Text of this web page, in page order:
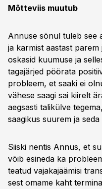
Mõtteviis muutub
Annuse sõnul tuleb see
ja karmist aastast
oskasid kuumuse ja
tagajärjed pöörata
probleem, et saaki ei
vähese saagi sai kiirelt
aegsasti talikülve
saagikus suurem ja
Siiski nentis Annus, et
võib esineda ka
teatud vajakajäämisi
sest omame kaht